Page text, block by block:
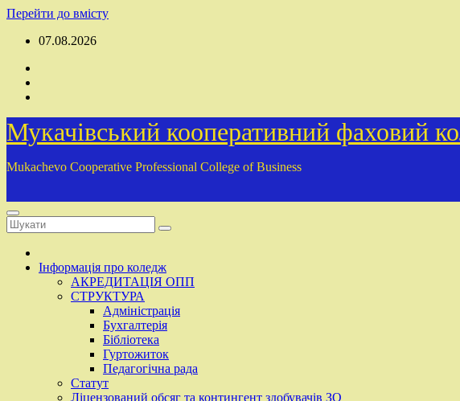
Перейти до вмісту
07.08.2026
Мукачівський кооперативний фаховий
Mukachevo Cooperative Professional College of Business
Інформація про коледж
АКРЕДИТАЦІЯ ОПП
СТРУКТУРА
Адміністрація
Бухгалтерія
Бібліотека
Гуртожиток
Педагогічна рада
Статут
Ліцензований обсяг та контингент здобувачів ЗО